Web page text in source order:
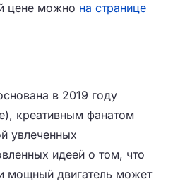
цене можно на странице
в 2019 году
креативным фанатом
увлеченных
идеей о том, что
мощный двигатель может